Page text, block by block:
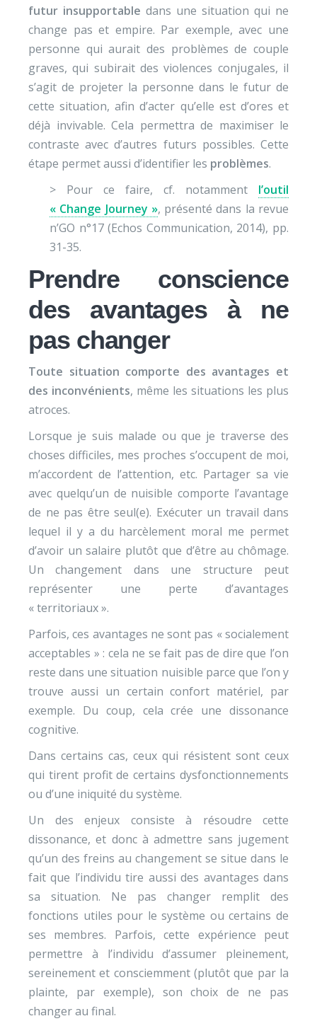
futur insupportable dans une situation qui ne
change pas et empire. Par exemple, avec une
personne qui aurait des problèmes de couple
graves, qui subirait des violences conjugales, il
s’agit de projeter la personne dans le futur de
cette situation, afin d’acter qu’elle est d’ores et
déjà invivable. Cela permettra de maximiser le
contraste avec d’autres futurs possibles. Cette
étape permet aussi d’identifier les problèmes.
> Pour ce faire, cf. notamment l’outil
« Change Journey », présenté dans la revue
n’GO n°17 (Echos Communication, 2014), pp.
31-35.
Prendre conscience
des avantages à ne
pas changer
Toute situation comporte des avantages et
des inconvénients, même les situations les plus
atroces.
Lorsque je suis malade ou que je traverse des
choses difficiles, mes proches s’occupent de moi,
m’accordent de l’attention, etc. Partager sa vie
avec quelqu’un de nuisible comporte l’avantage
de ne pas être seul(e). Exécuter un travail dans
lequel il y a du harcèlement moral me permet
d’avoir un salaire plutôt que d’être au chômage.
Un changement dans une structure peut
représenter une perte d’avantages
« territoriaux ».
Parfois, ces avantages ne sont pas « socialement
acceptables » : cela ne se fait pas de dire que l’on
reste dans une situation nuisible parce que l’on y
trouve aussi un certain confort matériel, par
exemple. Du coup, cela crée une dissonance
cognitive.
Dans certains cas, ceux qui résistent sont ceux
qui tirent profit de certains dysfonctionnements
ou d’une iniquité du système.
Un des enjeux consiste à résoudre cette
dissonance, et donc à admettre sans jugement
qu’un des freins au changement se situe dans le
fait que l’individu tire aussi des avantages dans
sa situation. Ne pas changer remplit des
fonctions utiles pour le système ou certains de
ses membres. Parfois, cette expérience peut
permettre à l’individu d’assumer pleinement,
sereinement et consciemment (plutôt que par la
plainte, par exemple), son choix de ne pas
changer au final.